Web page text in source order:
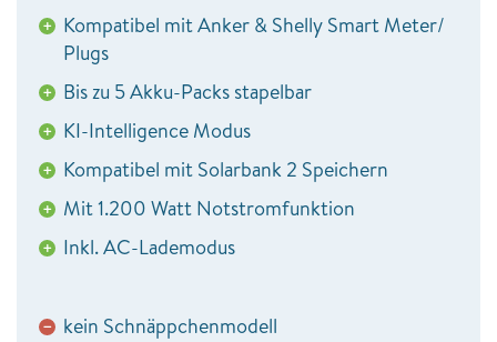
+ Kompatibel mit Anker & Shelly Smart Meter/
Plugs
+ Bis zu 5 Akku-Packs stapelbar
+ KI-Intelligence Modus
+ Kompatibel mit Solarbank 2 Speichern
+ Mit 1.200 Watt Notstromfunktion
+ Inkl. AC-Lademodus
− kein Schnäppchenmodell